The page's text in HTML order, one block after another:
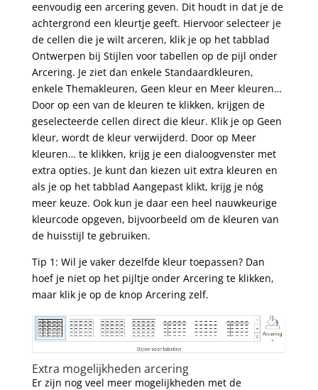
eenvoudig een arcering geven. Dit houdt in dat je de
achtergrond een kleurtje geeft. Hiervoor selecteer je
de cellen die je wilt arceren, klik je op het tabblad
Ontwerpen bij Stijlen voor tabellen op de pijl onder
Arcering. Je ziet dan enkele Standaardkleuren,
enkele Themakleuren, Geen kleur en Meer kleuren…
Door op een van de kleuren te klikken, krijgen de
geselecteerde cellen direct die kleur. Klik je op Geen
kleur, wordt de kleur verwijderd. Door op Meer
kleuren… te klikken, krijg je een dialoogvenster met
extra opties. Je kunt dan kiezen uit extra kleuren en
als je op het tabblad Aangepast klikt, krijg je nóg
meer keuze. Ook kun je daar een heel nauwkeurige
kleurcode opgeven, bijvoorbeeld om de kleuren van
de huisstijl te gebruiken.
Tip 1: Wil je vaker dezelfde kleur toepassen? Dan
hoef je niet op het pijltje onder Arcering te klikken,
maar klik je op de knop Arcering zelf.
Extra mogelijkheden arcering
Er zijn nog veel meer mogelijkheden met de